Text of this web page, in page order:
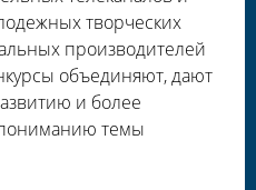
творческих
производителей
объединяют, дают
и более
темы